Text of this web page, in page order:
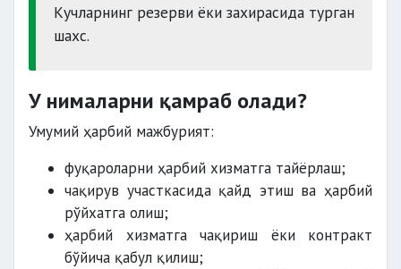
Кучларнинг резерви ёки захирасида турган
шахс.
У нималарни қамраб олади?
Умумий ҳарбий мажбурият:
фуқароларни ҳарбий хизматга тайёрлаш;
чақирув участкасида қайд этиш ва ҳарбий
рўйхатга олиш;
ҳарбий хизматга чақириш ёки контракт
бўйича қабул қилиш;